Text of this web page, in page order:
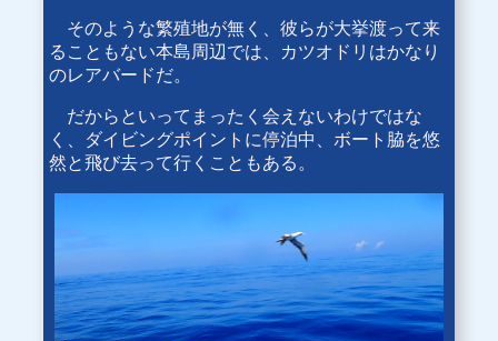
そのような繁殖地が無く、彼らが大挙渡って来
ることもない本島周辺では、カツオドリはかなり
のレアバードだ。
だからといってまったく会えないわけではな
く、ダイビングポイントに停泊中、ボート脇を悠
然と飛び去って行くこともある。